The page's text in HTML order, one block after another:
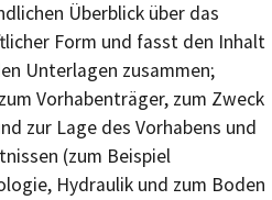
Überblick über das
Form und fasst den Inhalt
Unterlagen zusammen;
Vorhabenträger, zum Zweck
zur Lage des Vorhabens und
(zum Beispiel
Hydraulik und zum Boden